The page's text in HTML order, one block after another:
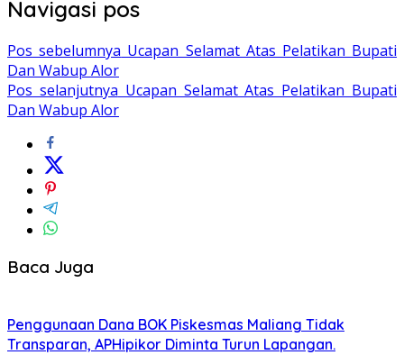
Navigasi pos
Pos sebelumnya Ucapan Selamat Atas Pelatikan Bupati
Dan Wabup Alor
Pos selanjutnya Ucapan Selamat Atas Pelatikan Bupati
Dan Wabup Alor
Baca Juga
Penggunaan Dana BOK Piskesmas Maliang Tidak
Transparan, APHipikor Diminta Turun Lapangan.